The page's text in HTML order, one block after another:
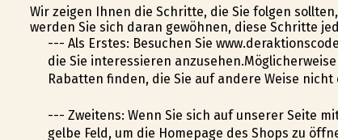
Wir zeigen Ihnen die Schritte, die Sie folgen
werden Sie sich daran gewöhnen, diese Schritte
--- Als Erstes: Besuchen Sie
die Sie interessieren
Rabatten finden, die Sie auf andere Weise
--- Zweitens: Wenn Sie sich auf unserer Seite
gelbe Feld, um die Homepage des Shops zu